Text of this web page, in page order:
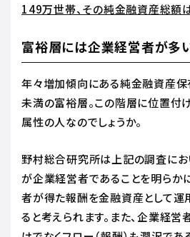
149万世帯、その純金融資産総額
富裕層には企業経営者が多
年々増加傾向にある純金融資産
未満の富裕層。この階層に位置付
属性の人なのでしょうか。
野村総合研究所は上記の調査に
が企業経営者であることを明らか
者が得た報酬を金融資産として運
ると考えられます。また、企業経営